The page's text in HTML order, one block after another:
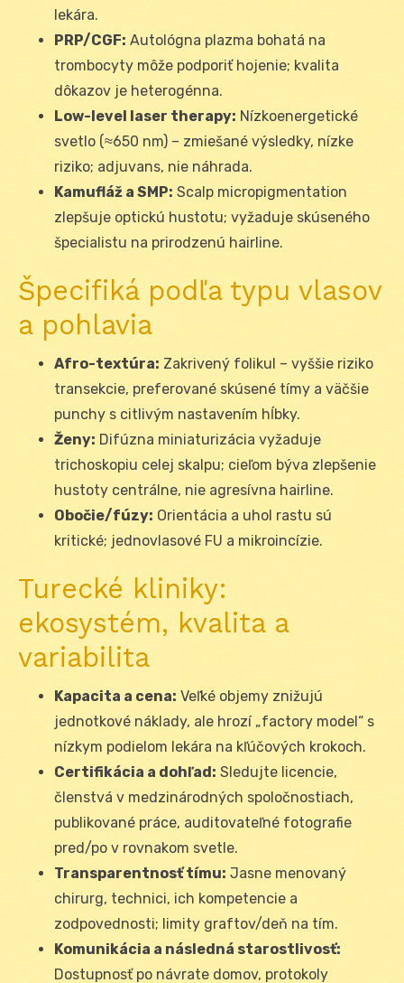
lekára.
PRP/CGF: Autológna plazma bohatá na
trombocyty môže podporiť hojenie; kvalita
dôkazov je heterogénna.
Low-level laser therapy: Nízkoenergetické
svetlo (≈650 nm) – zmiešané výsledky, nízke
riziko; adjuvans, nie náhrada.
Kamufláž a SMP: Scalp micropigmentation
zlepšuje optickú hustotu; vyžaduje skúseného
špecialistu na prirodzenú hairline.
Špecifiká podľa typu vlasov
a pohlavia
Afro-textúra: Zakrivený folikul – vyššie riziko
transekcie, preferované skúsené tímy a väčšie
punchy s citlivým nastavením hĺbky.
Ženy: Difúzna miniaturizácia vyžaduje
trichoskopiu celej skalpu; cieľom býva zlepšenie
hustoty centrálne, nie agresívna hairline.
Obočie/fúzy: Orientácia a uhol rastu sú
kritické; jednovlasové FU a mikroincízie.
Turecké kliniky:
ekosystém, kvalita a
variabilita
Kapacita a cena: Veľké objemy znižujú
jednotkové náklady, ale hrozí „factory model“ s
nízkym podielom lekára na kľúčových krokoch.
Certifikácia a dohľad: Sledujte licencie,
členstvá v medzinárodných spoločnostiach,
publikované práce, auditovateľné fotografie
pred/po v rovnakom svetle.
Transparentnosť tímu: Jasne menovaný
chirurg, technici, ich kompetencie a
zodpovednosti; limity graftov/deň na tím.
Komunikácia a následná starostlivosť:
Dostupnosť po návrate domov, protokoly